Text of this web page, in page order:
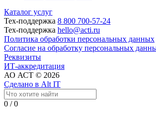
Каталог услуг
Тех-поддержка 8 800 700-57-24
Тех-поддержка hello@acti.ru
Политика обработки персональных данных
Согласие на обработку персональных
Реквизиты
ИТ-аккредитация
АО АСТ © 2026
Сделано в Alt IT
0 /0